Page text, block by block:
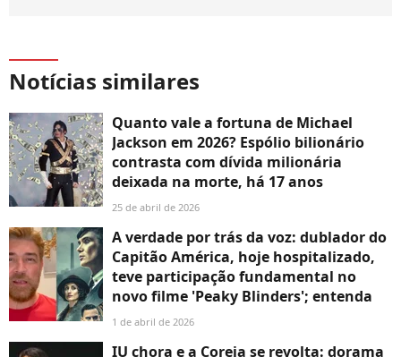
Notícias similares
Quanto vale a fortuna de Michael
Jackson em 2026? Espólio bilionário
contrasta com dívida milionária
deixada na morte, há 17 anos
25 de abril de 2026
A verdade por trás da voz: dublador do
Capitão América, hoje hospitalizado,
teve participação fundamental no
novo filme 'Peaky Blinders'; entenda
1 de abril de 2026
IU chora e a Coreia se revolta: dorama